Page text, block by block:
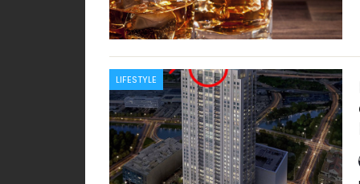
LIFESTYLE